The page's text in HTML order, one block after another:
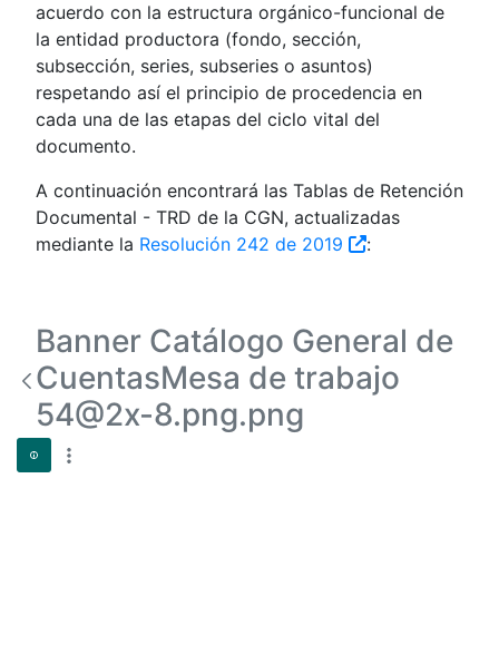
acuerdo con la estructura orgánico-funcional de
la entidad productora (fondo, sección,
subsección, series, subseries o asuntos)
respetando así el principio de procedencia en
cada una de las etapas del ciclo vital del
documento.
A continuación encontrará las Tablas de Retención
Documental - TRD de la CGN, actualizadas
mediante la Resolución 242 de 2019 :
Banner Catálogo General de
CuentasMesa de trabajo
54@2x-8.png.png